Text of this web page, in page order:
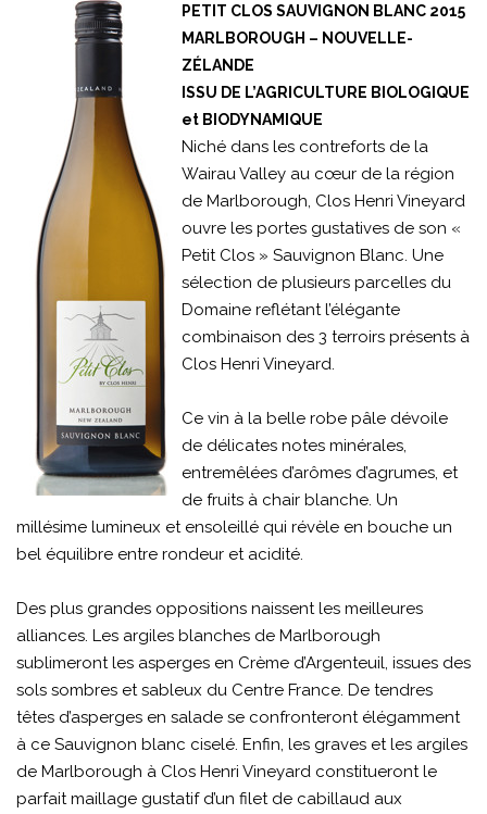
PETIT CLOS SAUVIGNON BLANC 2015
MARLBOROUGH – NOUVELLE-
ZÉLANDE
ISSU DE L’AGRICULTURE BIOLOGIQUE
et BIODYNAMIQUE
Niché dans les contreforts de la
Wairau Valley au cœur de la région
de Marlborough, Clos Henri Vineyard
ouvre les portes gustatives de son «
Petit Clos » Sauvignon Blanc. Une
sélection de plusieurs parcelles du
Domaine reflétant l’élégante
combinaison des 3 terroirs présents à
Clos Henri Vineyard.
Ce vin à la belle robe pâle dévoile
de délicates notes minérales,
entremêlées d’arômes d’agrumes, et
de fruits à chair blanche. Un
millésime lumineux et ensoleillé qui révèle en bouche un
bel équilibre entre rondeur et acidité.
Des plus grandes oppositions naissent les meilleures
alliances. Les argiles blanches de Marlborough
sublimeront les asperges en Crème d’Argenteuil, issues des
sols sombres et sableux du Centre France. De tendres
têtes d’asperges en salade se confronteront élégamment
à ce Sauvignon blanc ciselé. Enfin, les graves et les argiles
de Marlborough à Clos Henri Vineyard constitueront le
parfait maillage gustatif d’un filet de cabillaud aux